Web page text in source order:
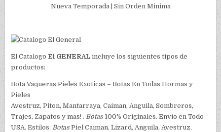
Nueva Temporada | Sin Orden Minima
El CatalogoEl GENERAL incluye los siguientes tipos de
productos:
Bota Vaqueras Pieles Exoticas – Botas En Todas Hormas y
Pieles
Avestruz, Piton, Mantarraya, Caiman, Anguila, Sombreros,
Trajes, Zapatos y mas! . Botas 100% Originales. Envio en Todo
USA. Estilos: Botas Piel Caiman, Lizard, Anguila, Avestruz,